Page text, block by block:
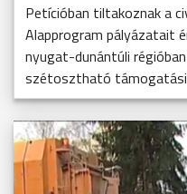
Petícióban tiltakoznak a
Alapprogram pályázatait
nyugat-dunántúli
szétosztható